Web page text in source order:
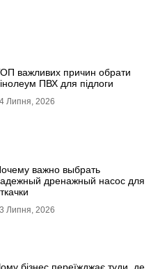
важливих причин обрати
ПВХ для підлоги
Липня, 2026
важно выбрать
дренажный насос для
Липня, 2026